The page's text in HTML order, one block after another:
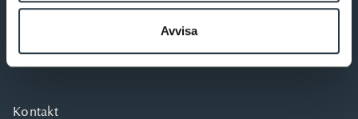
Avvisa
Kontakt